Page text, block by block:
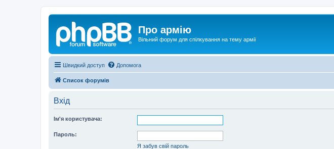
Про армію
Вільний форум для спілкування на тему армії
Швидкий доступ Допомога
Список форумів
Вхід
Ім'я користувача:
Пароль:
Я забув свій пароль